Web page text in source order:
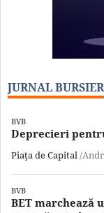
JURNAL BURSIER
BVB
Deprecieri
Piaţa de Capital/
BVB
BET marchează